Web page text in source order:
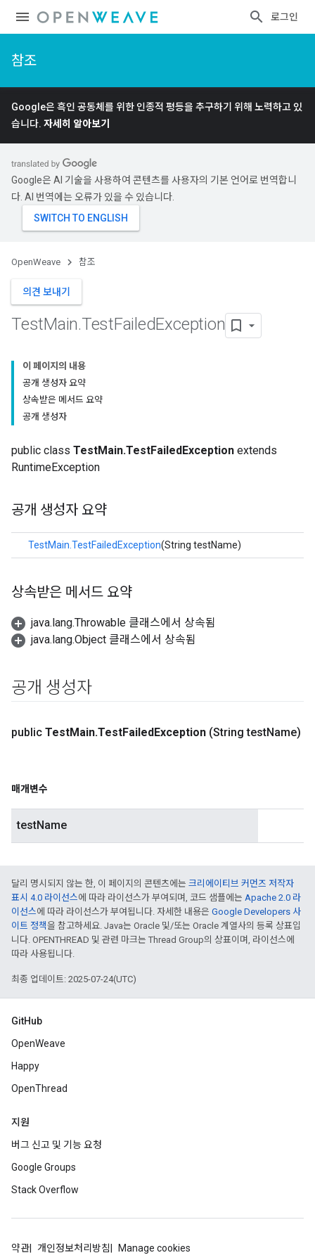
로그인
참조
Google은 흑인 공동체를 위한 인종적 평등을 추구하기 위해 노력하고 있
습니다. 자세히 알아보기
Google은 AI 기술을 사용하여 콘텐츠를 사용자의 기본 언어로 번역합니
다. AI 번역에는 오류가 있을 수 있습니다.
OpenWeave 참조
의견 보내기
TestMain.TestFailedException
이 페이지의 내용
공개 생성자 요약
상속받은 메서드 요약
공개 생성자
public class TestMain.TestFailedException extends
RuntimeException
공개 생성자 요약
TestMain.TestFailedException(String testName)
상속받은 메서드 요약
java.lang.Throwable 클래스에서 상속됨
java.lang.Object 클래스에서 상속됨
공개 생성자
public TestMain.TestFailedException (String testName)
매개변수
testName
달리 명시되지 않는 한, 이 페이지의 콘텐츠에는 크리에이티브 커먼즈 저작자
표시 4.0 라이선스에 따라 라이선스가 부여되며, 코드 샘플에는 Apache 2.0 라
이선스에 따라 라이선스가 부여됩니다. 자세한 내용은 Google Developers 사
이트 정책을 참고하세요. Java는 Oracle 및/또는 Oracle 계열사의 등록 상표입
니다. OPENTHREAD 및 관련 마크는 Thread Group의 상표이며, 라이선스에
따라 사용됩니다.
최종 업데이트: 2025-07-24(UTC)
GitHub
OpenWeave
Happy
OpenThread
지원
버그 신고 및 기능 요청
Google Groups
Stack Overflow
약관 개인정보처리방침 Manage cookies